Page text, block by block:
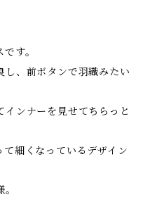
す。
し、前ボタンで羽織みたい
ンナーを見せてちらっと
細くなっているデザイン